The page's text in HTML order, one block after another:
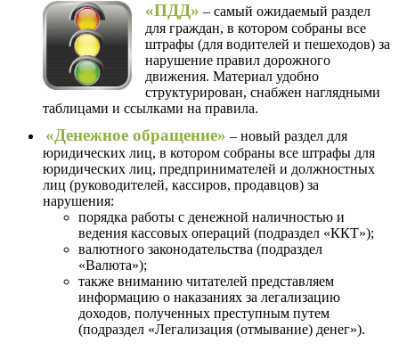
«ПДД» – самый ожидаемый раздел
для граждан, в котором собраны все
штрафы (для водителей и пешеходов) за
нарушение правил дорожного
движения. Материал удобно
структурирован, снабжен наглядными
таблицами и ссылками на правила.
«Денежное обращение» – новый раздел для
юридических лиц, в котором собраны все штрафы для
юридических лиц, предпринимателей и должностных
лиц (руководителей, кассиров, продавцов) за
нарушения:
порядка работы с денежной наличностью и
ведения кассовых операций (подраздел «ККТ»);
валютного законодательства (подраздел
«Валюта»);
также вниманию читателей представляем
информацию о наказаниях за легализацию
доходов, полученных преступным путем
(подраздел «Легализация (отмывание) денег»).